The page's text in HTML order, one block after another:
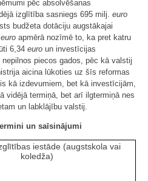
pēc absolvēšanas
izglītība sasniegs 695 milj. euro
budžeta dotāciju augstākajai
euro apmērā nozīmē to, ka pret katru
6,34 euro un investīcijas
piecos gados, pēc kā valstij
aicina lūkoties uz šīs reformas
kā izdevumiem, bet kā investīcijām,
vidējā termiņā, bet arī ilgtermiņā nes
un labklājību valstij.
un saīsinājumi
iestāde (augstskola vai
koledža)